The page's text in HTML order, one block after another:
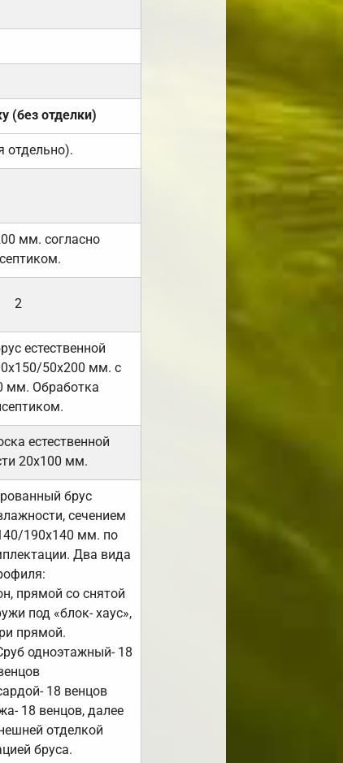
(без отделки)
отдельно).
мм. согласно
2
естественной
50х200 мм. с
мм. Обработка
естественной
20х100 мм.
брус
сечением
190х140 мм. по
Два вида
прямой со снятой
под «блок- хаус»,
прямой.
одноэтажный- 18
18 венцов
18 венцов, далее
отделкой
бруса.